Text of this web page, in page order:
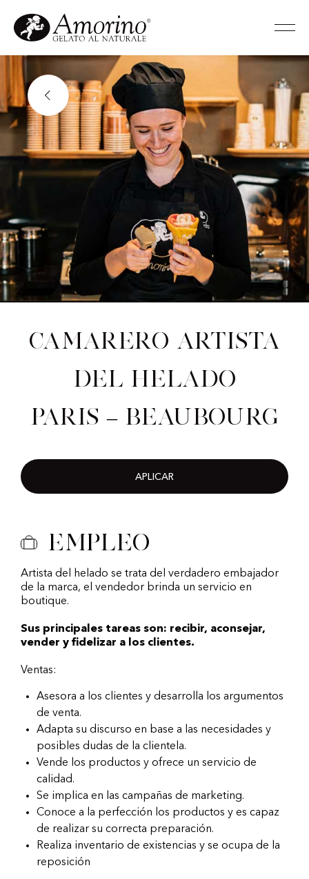
Camarero artista
del helado
Paris – Beaubourg
APLICAR
Empleo
Artista del helado se trata del verdadero embajador
de la marca, el vendedor brinda un servicio en
boutique.
Sus principales tareas son: recibir, aconsejar,
vender y fidelizar a los clientes.
Ventas:
Asesora a los clientes y desarrolla los argumentos
de venta.
Adapta su discurso en base a las necesidades y
posibles dudas de la clientela.
Vende los productos y ofrece un servicio de
calidad.
Se implica en las campañas de marketing.
Conoce a la perfección los productos y es capaz
de realizar su correcta preparación.
Realiza inventario de existencias y se ocupa de la
reposición